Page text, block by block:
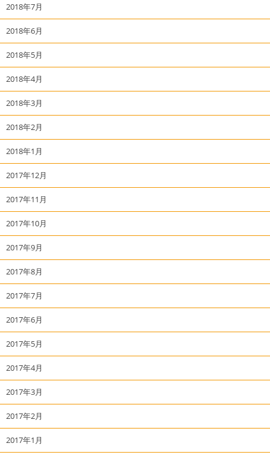
2018年7月
2018年6月
2018年5月
2018年4月
2018年3月
2018年2月
2018年1月
2017年12月
2017年11月
2017年10月
2017年9月
2017年8月
2017年7月
2017年6月
2017年5月
2017年4月
2017年3月
2017年2月
2017年1月